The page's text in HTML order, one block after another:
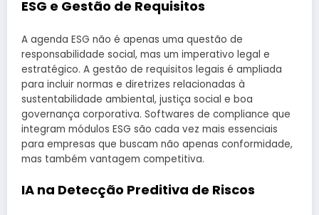
ESG e Gestão de Requisitos
A agenda ESG não é apenas uma questão de
responsabilidade social, mas um imperativo legal e
estratégico. A gestão de requisitos legais é ampliada
para incluir normas e diretrizes relacionadas à
sustentabilidade ambiental, justiça social e boa
governança corporativa. Softwares de compliance que
integram módulos ESG são cada vez mais essenciais
para empresas que buscam não apenas conformidade,
mas também vantagem competitiva.
IA na Detecção Preditiva de Riscos